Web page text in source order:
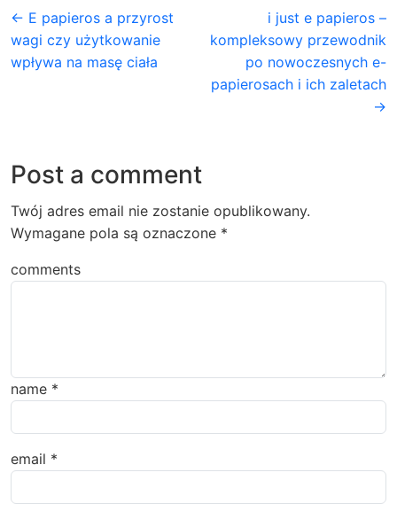
← E papieros a przyrost
wagi czy użytkowanie
wpływa na masę ciała
i just e papieros –
kompleksowy przewodnik
po nowoczesnych e-
papierosach i ich zaletach
→
Post a comment
Twój adres email nie zostanie opublikowany.
Wymagane pola są oznaczone *
comments
name *
email *